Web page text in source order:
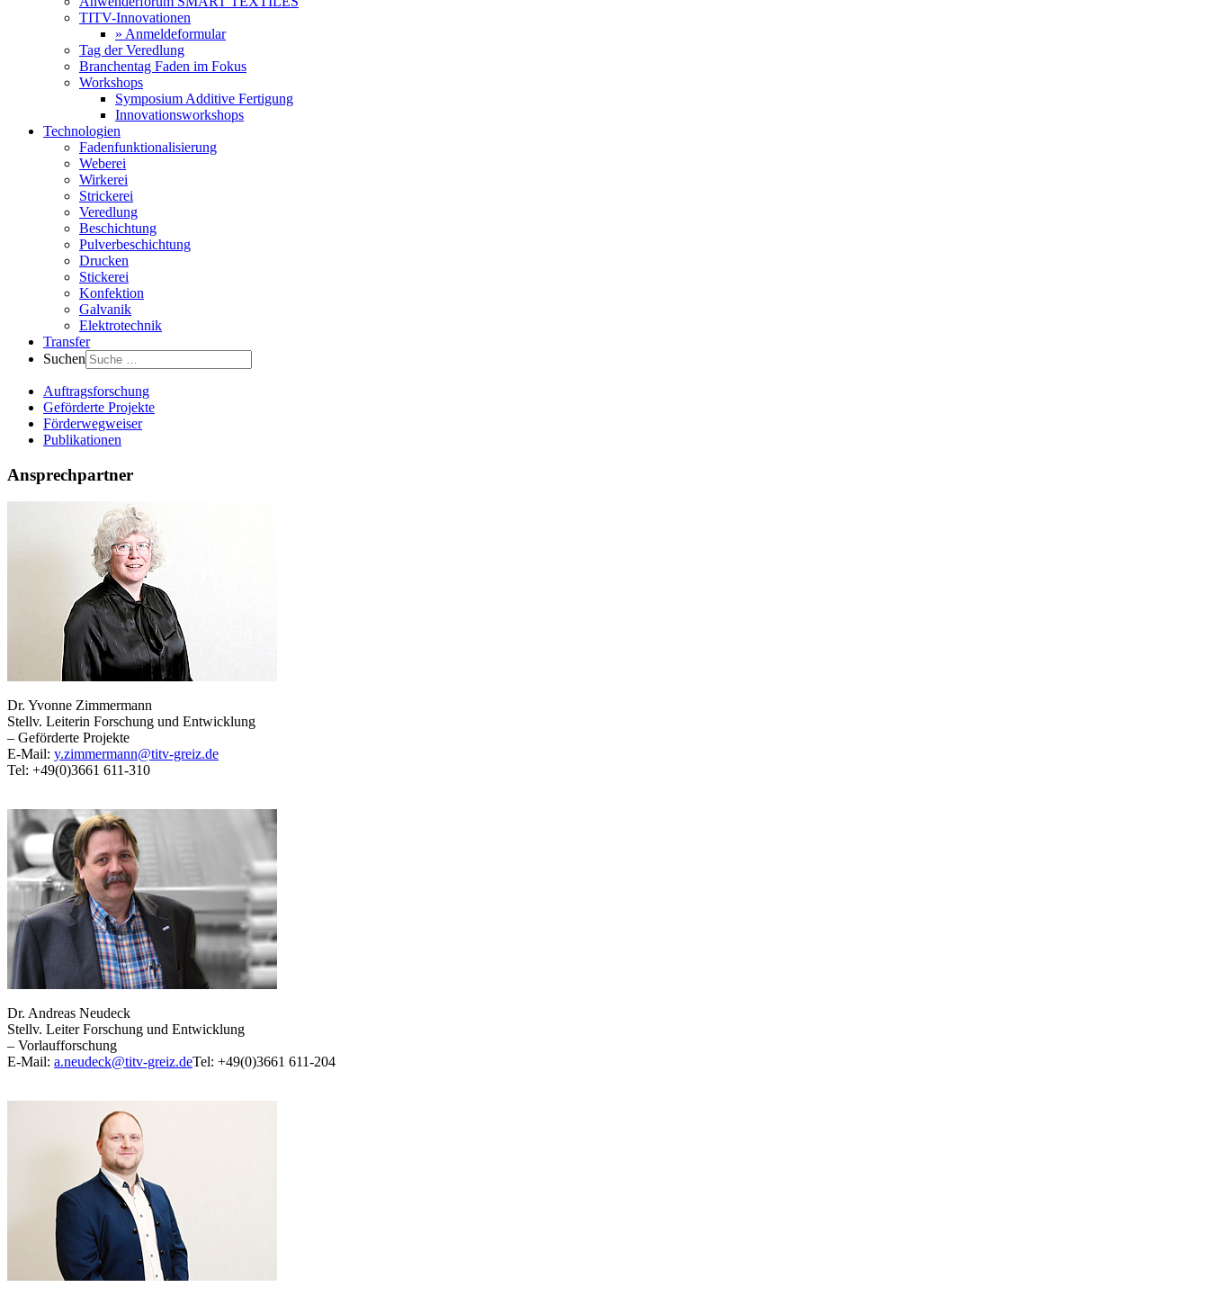
TITV-Innovationen
» Anmeldeformular
Tag der Veredlung
Branchentag Faden im Fokus
Workshops
Symposium Additive Fertigung
Innovationsworkshops
Technologien
Fadenfunktionalisierung
Weberei
Wirkerei
Strickerei
Veredlung
Beschichtung
Pulverbeschichtung
Drucken
Stickerei
Konfektion
Galvanik
Elektrotechnik
Transfer
Suchen
Auftragsforschung
Geförderte Projekte
Förderwegweiser
Publikationen
Ansprechpartner
Dr. Yvonne Zimmermann
Stellv. Leiterin Forschung und Entwicklung
– Geförderte Projekte
E-Mail: y.zimmermann@titv-greiz.de
Tel: +49(0)3661 611-310
Dr. Andreas Neudeck
Stellv. Leiter Forschung und Entwicklung
– Vorlaufforschung
E-Mail: a.neudeck@titv-greiz.deTel: +49(0)3661 611-204